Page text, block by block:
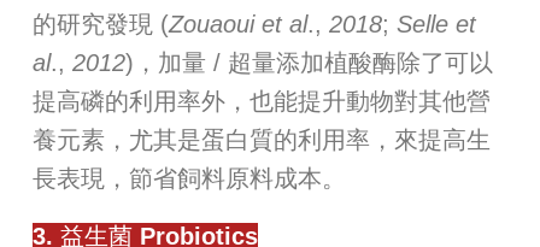
的研究發現 (Zouaoui et al., 2018; Selle et
al., 2012)，加量 / 超量添加植酸酶除了可以
提高磷的利用率外，也能提升動物對其他營
養元素，尤其是蛋白質的利用率，來提高生
長表現，節省飼料原料成本。
3. 益生菌 Probiotics